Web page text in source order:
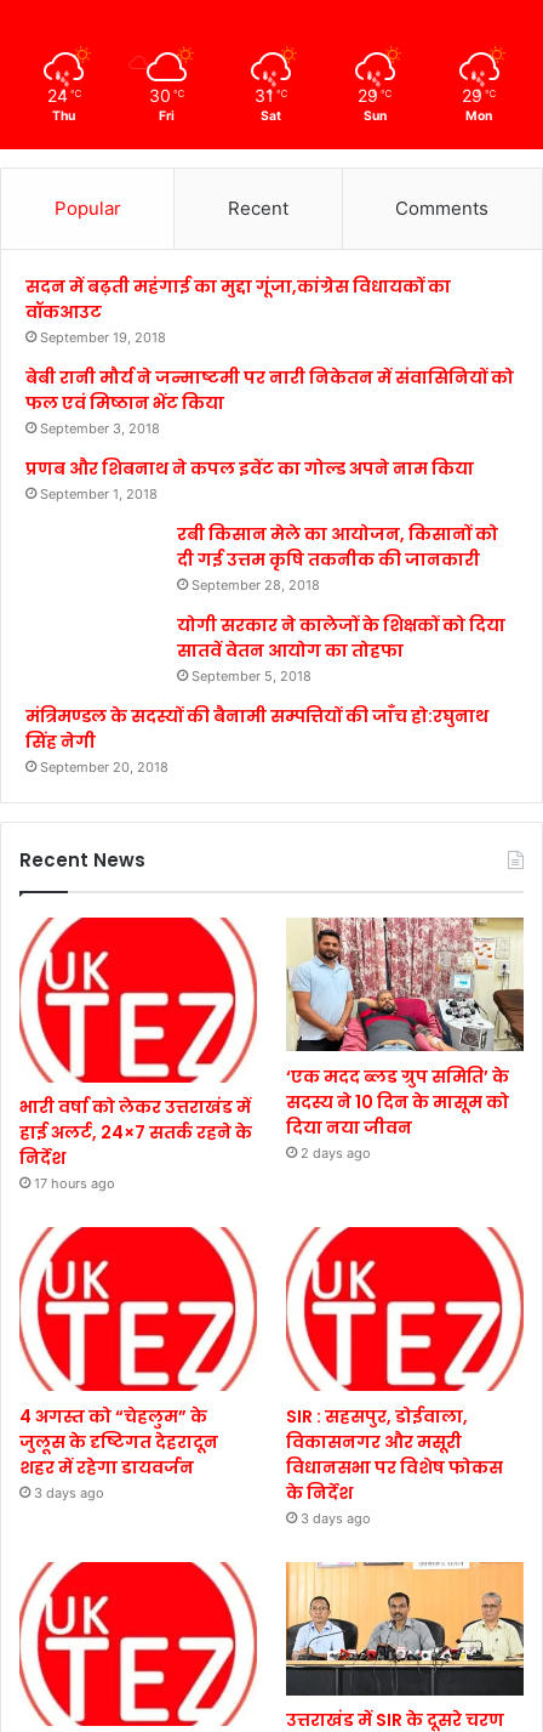
24 ℃
Thu
30 ℃
Fri
31 ℃
Sat
29 ℃
Sun
29 ℃
Mon
Popular Recent Comments
सदन में बढ़ती महंगाई का मुद्दा गूंजा,कांग्रेस विधायकों का
वॉकआउट
September 19, 2018
बेबी रानी मौर्य ने जन्माष्टमी पर नारी निकेतन में संवासिनियों को
फल एवं मिष्ठान भेंट किया
September 3, 2018
प्रणब और शिबनाथ ने कपल इवेंट का गोल्ड अपने नाम किया
September 1, 2018
रबी किसान मेले का आयोजन, किसानों को
दी गई उत्तम कृषि तकनीक की जानकारी
September 28, 2018
योगी सरकार ने कालेजों के शिक्षकों को दिया
सातवें वेतन आयोग का तोहफा
September 5, 2018
मंत्रिमण्डल के सदस्यों की बैनामी सम्पत्तियों की जाँच हो:रघुनाथ
सिंह नेगी
September 20, 2018
Recent News
भारी वर्षा को लेकर उत्तराखंड में
हाई अलर्ट, 24×7 सतर्क रहने के
निर्देश
17 hours ago
‘एक मदद ब्लड ग्रुप समिति’ के
सदस्य ने 10 दिन के मासूम को
दिया नया जीवन
2 days ago
4 अगस्त को “चेहलुम” के
जुलूस के दृष्टिगत देहरादून
शहर में रहेगा डायवर्जन
3 days ago
SIR : सहसपुर, डोईवाला,
विकासनगर और मसूरी
विधानसभा पर विशेष फोकस
के निर्देश
3 days ago
उत्तराखंड में SIR के दूसरे चरण